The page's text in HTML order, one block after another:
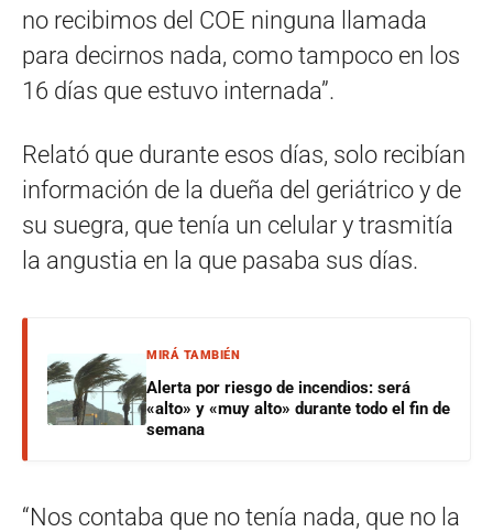
no recibimos del COE ninguna llamada
para decirnos nada, como tampoco en los
16 días que estuvo internada”.
Relató que durante esos días, solo recibían
información de la dueña del geriátrico y de
su suegra, que tenía un celular y trasmitía
la angustia en la que pasaba sus días.
MIRÁ TAMBIÉN
Alerta por riesgo de incendios: será
«alto» y «muy alto» durante todo el fin de
semana
“Nos contaba que no tenía nada, que no la